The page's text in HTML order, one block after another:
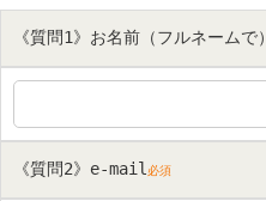
《質問1》お名前（フルネームで）
《質問2》e-mail 必須